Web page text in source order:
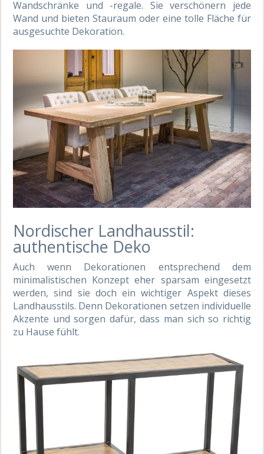
Wandschränke und -regale. Sie verschönern jede
Wand und bieten Stauraum oder eine tolle Fläche für
ausgesuchte Dekoration.
Nordischer Landhausstil:
authentische Deko
Auch wenn Dekorationen entsprechend dem
minimalistischen Konzept eher sparsam eingesetzt
werden, sind sie doch ein wichtiger Aspekt dieses
Landhausstils. Denn Dekorationen setzen individuelle
Akzente und sorgen dafür, dass man sich so richtig
zu Hause fühlt.